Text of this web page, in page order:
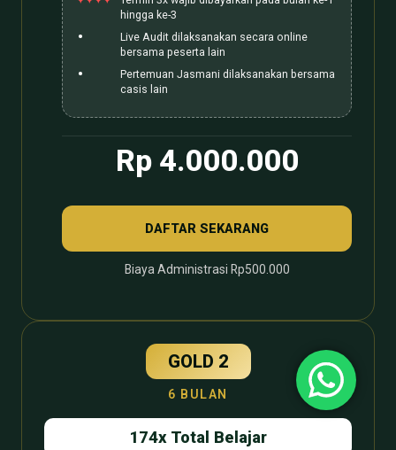
hingga ke-3
Live Audit dilaksanakan secara online
bersama peserta lain
Pertemuan Jasmani dilaksanakan bersama
casis lain
Rp 4.000.000
DAFTAR SEKARANG
Biaya Administrasi Rp500.000
GOLD 2
6 BULAN
174x Total Belajar